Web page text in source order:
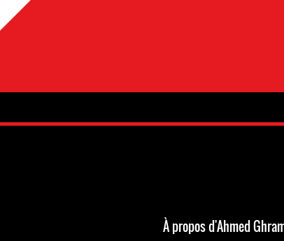
À propos d'Ahmed